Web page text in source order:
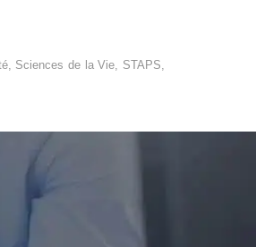
Sciences de la Vie, STAPS,